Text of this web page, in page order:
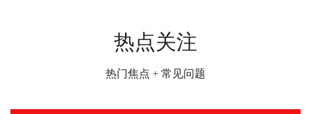
热点关注
热门焦点 + 常见问题